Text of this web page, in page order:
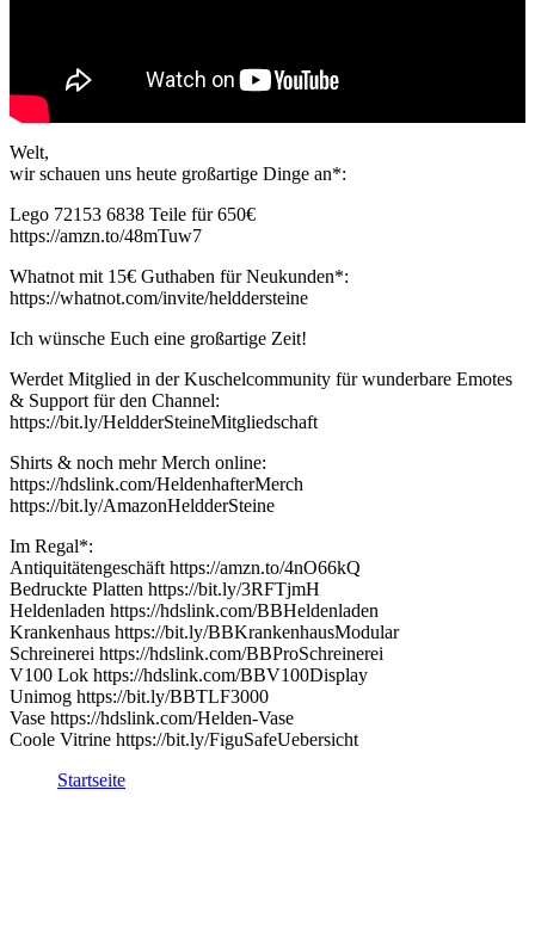
Welt,
wir schauen uns heute großartige Dinge an*:
Lego 72153 6838 Teile für 650€
https://amzn.to/48mTuw7
Whatnot mit 15€ Guthaben für Neukunden*:
https://whatnot.com/invite/helddersteine
Ich wünsche Euch eine großartige Zeit!
Werdet Mitglied in der Kuschelcommunity für wunderbare Emotes
& Support für den Channel:
https://bit.ly/HeldderSteineMitgliedschaft
Shirts & noch mehr Merch online:
https://hdslink.com/HeldenhafterMerch
https://bit.ly/AmazonHeldderSteine
Im Regal*:
Antiquitätengeschäft https://amzn.to/4nO66kQ
Bedruckte Platten https://bit.ly/3RFTjmH
Heldenladen https://hdslink.com/BBHeldenladen
Krankenhaus https://bit.ly/BBKrankenhausModular
Schreinerei https://hdslink.com/BBProSchreinerei
V100 Lok https://hdslink.com/BBV100Display
Unimog https://bit.ly/BBTLF3000
Vase https://hdslink.com/Helden-Vase
Coole Vitrine https://bit.ly/FiguSafeUebersicht
Startseite